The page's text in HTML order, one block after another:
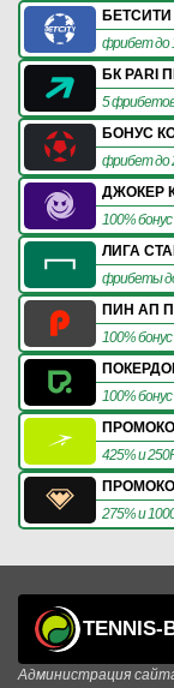
фрибет до
БК PARI
5
БОНУС
фрибет до
ДЖОКЕР
100%
ЛИГА
фрибеты
ПИН АП
100% бонус
100%
425% и
275% и
TENNIS-
Администрация